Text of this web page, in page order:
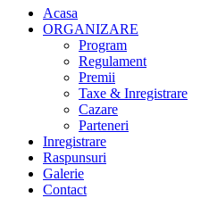
Acasa
ORGANIZARE
Program
Regulament
Premii
Taxe & Inregistrare
Cazare
Parteneri
Inregistrare
Raspunsuri
Galerie
Contact